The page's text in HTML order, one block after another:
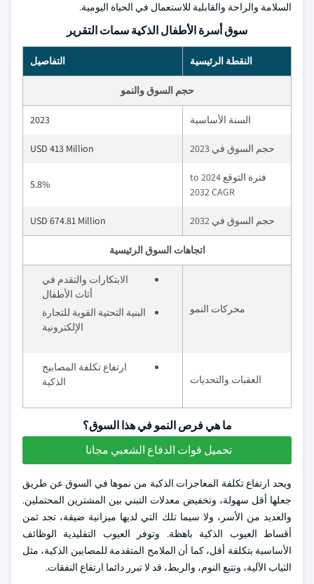
السلامة والراحة والقابلية للاستعمال في الحياة اليومية.
سوق أسرة الأطفال الذكية سمات التقرير
النقطة الرئيسية التفاصيل
حجم السوق والنمو
السنة الأساسية 2023
حجم السوق في 2023 USD 413 Million
فترة التوقع 2024 to
2032 CAGR
5.8%
حجم السوق في 2032 USD 674.81 Million
اتجاهات السوق الرئيسية
محركات النمو
الابتكارات والتقدم في
أثاث الأطفال
البنية التحتية القوية للتجارة
الإلكترونية
العقبات والتحديات
ارتفاع تكلفة المصابيح
الذكية
ما هي فرص النمو في هذا السوق؟
تحميل قوات الدفاع الشعبي مجانا
ويحد ارتفاع تكلفة المعاجزات الذكية من نموها في السوق عن طريق
جعلها أقل سهولة، وتخفيض معدلات التبني بين المشترين المحتملين.
والعديد من الأسر، ولا سيما تلك التي لديها ميزانية ضيقة، تجد ثمن
أقساط العيوب الذكية باهظة. وتوفر العيوب التقليدية الوظائف
الأساسية بتكلفة أقل، كما أن الملامح المتقدمة للمصابين الذكية، مثل
الثياب الآلية، وتتبع النوم، والربط، قد لا تبرر دائما ارتفاع النفقات.